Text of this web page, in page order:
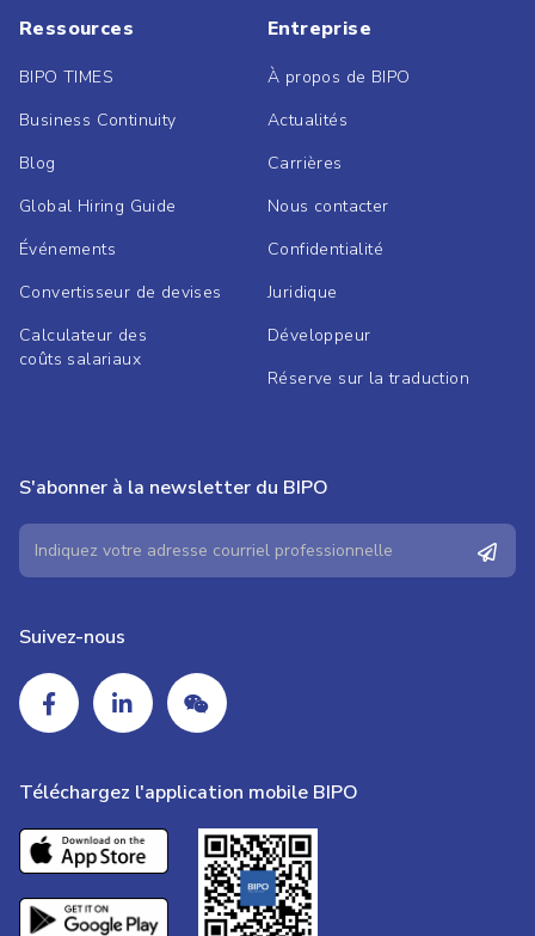
Ressources
BIPO TIMES
Business Continuity
Blog
Global Hiring Guide
Événements
Convertisseur de devises
Calculateur des
coûts salariaux
Entreprise
À propos de BIPO
Actualités
Carrières
Nous contacter
Confidentialité
Juridique
Développeur
Réserve sur la traduction
S'abonner à la newsletter du BIPO
Suivez-nous
Téléchargez l'application mobile BIPO